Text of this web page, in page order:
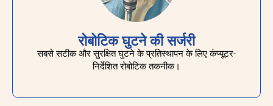
रोबोटिक घुटने की सर्जरी
सबसे सटीक और सुरक्षित घुटने के प्रतिस्थापन के लिए कंप्यूटर-
निर्देशित रोबोटिक तकनीक।